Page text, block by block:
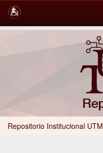
Repositorio Institucional UTM